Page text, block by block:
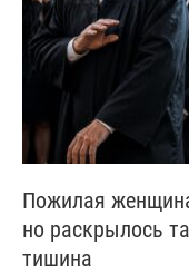
Пожилая
но раскрылось
тишина